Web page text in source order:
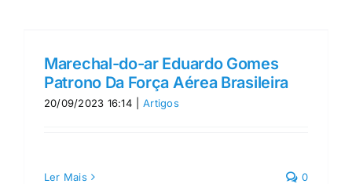
Marechal-do-ar Eduardo Gomes
Patrono Da Força Aérea Brasileira
20/09/2023 16:14 Artigos
Ler Mais 0